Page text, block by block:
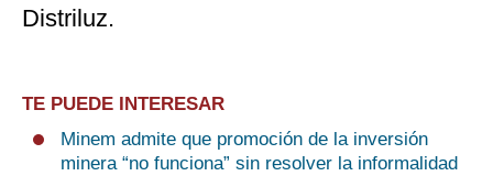
Distriluz.
TE PUEDE INTERESAR
Minem admite que promoción de la inversión
minera “no funciona” sin resolver la informalidad